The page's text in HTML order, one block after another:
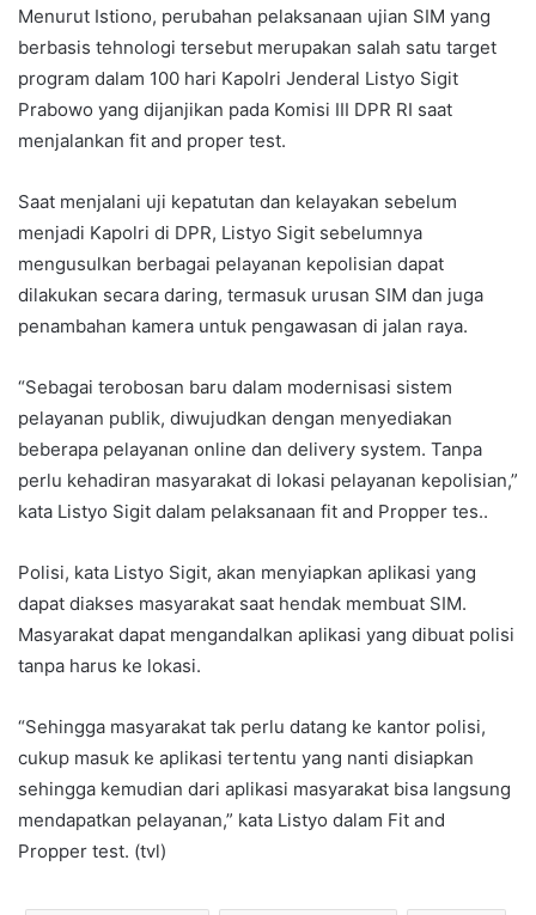
Menurut Istiono, perubahan pelaksanaan ujian SIM yang
berbasis tehnologi tersebut merupakan salah satu target
program dalam 100 hari Kapolri Jenderal Listyo Sigit
Prabowo yang dijanjikan pada Komisi III DPR RI saat
menjalankan fit and proper test.
Saat menjalani uji kepatutan dan kelayakan sebelum
menjadi Kapolri di DPR, Listyo Sigit sebelumnya
mengusulkan berbagai pelayanan kepolisian dapat
dilakukan secara daring, termasuk urusan SIM dan juga
penambahan kamera untuk pengawasan di jalan raya.
“Sebagai terobosan baru dalam modernisasi sistem
pelayanan publik, diwujudkan dengan menyediakan
beberapa pelayanan online dan delivery system. Tanpa
perlu kehadiran masyarakat di lokasi pelayanan kepolisian,”
kata Listyo Sigit dalam pelaksanaan fit and Propper tes..
Polisi, kata Listyo Sigit, akan menyiapkan aplikasi yang
dapat diakses masyarakat saat hendak membuat SIM.
Masyarakat dapat mengandalkan aplikasi yang dibuat polisi
tanpa harus ke lokasi.
“Sehingga masyarakat tak perlu datang ke kantor polisi,
cukup masuk ke aplikasi tertentu yang nanti disiapkan
sehingga kemudian dari aplikasi masyarakat bisa langsung
mendapatkan pelayanan,” kata Listyo dalam Fit and
Propper test. (tvl)